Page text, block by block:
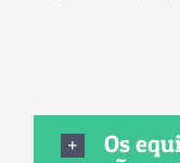
Os